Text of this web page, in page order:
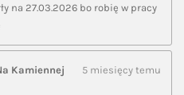
na 27.03.2026 bo robię w pracy
Kamiennej
5 miesięcy temu